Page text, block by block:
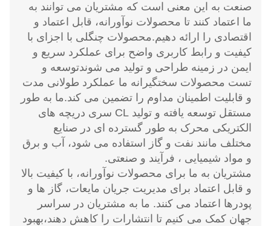
صنعت به این معنی است که مشتریان می توانند به
ما اعتماد کنند تا محصولات نوآورانه، قابل اعتماد و
اقتصادی را ارائه دهیم.محصولات چنگلی با اجزای با
کیفیت و رابط کاربری واضح برای عملکرد سریع و
ایمن در زمینه طراحی و تولید می شوندتوسعه و
تست محصولات سختگیرانه ما عملکرد طولانی مدت
و قابلیت اطمینان مداوم را تضمین می کند.ما به طور
مستقل توسعه یافته و تولید CL سری دریچه های
الکتریکی محرک به طور گسترده ای در صنایع
مختلف مانند نفت و گاز استفاده می شود، آب و برق
و مواد شیمیایی ، فرآیند و صنعتی.
مشتریان به ما برای محصولات نوآورانه، با کیفیت بالا
و قابل اعتماد برای مدیریت جریان مایعات، گاز ها و
پودرها اعتماد می کنند. ما به مشتریان در سراسر
جهان کمک می کنیم تا انتشارات را کاهش دهند،بهبود